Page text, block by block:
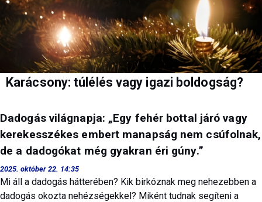
Karácsony: túlélés vagy igazi boldogság?
Dadogás világnapja: „Egy fehér bottal járó vagy
kerekesszékes embert manapság nem csúfolnak,
de a dadogókat még gyakran éri gúny.”
2025. október 22. 14:35
Mi áll a dadogás hátterében? Kik birkóznak meg nehezebben a
dadogás okozta nehézségekkel? Miként tudnak segíteni a